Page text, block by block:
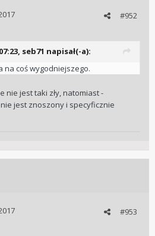
#952
seb71 napisał(-a):
na coś wygodniejszego.
nie jest taki zły, natomiast -
jest znoszony i specyficznie
#953